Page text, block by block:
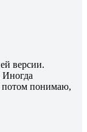
версии.
потом понимаю,